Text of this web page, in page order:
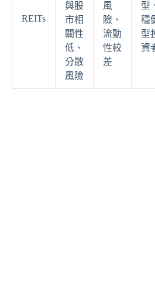
REITs
與股
市相
關性
低、
分散
風險
風
險、
流動
性較
差
型
穩
型
資